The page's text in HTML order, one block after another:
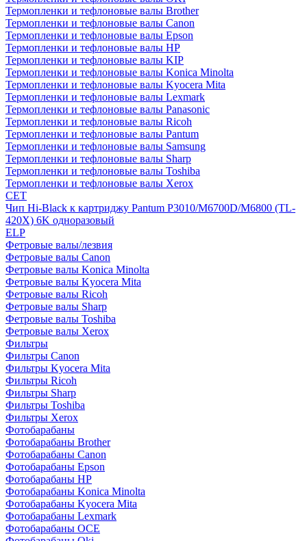
Термопленки и тефлоновые валы Brother
Термопленки и тефлоновые валы Canon
Термопленки и тефлоновые валы Epson
Термопленки и тефлоновые валы HP
Термопленки и тефлоновые валы KIP
Термопленки и тефлоновые валы Konica Minolta
Термопленки и тефлоновые валы Kyocera Mita
Термопленки и тефлоновые валы Lexmark
Термопленки и тефлоновые валы Panasonic
Термопленки и тефлоновые валы Ricoh
Термопленки и тефлоновые валы Pantum
Термопленки и тефлоновые валы Samsung
Термопленки и тефлоновые валы Sharp
Термопленки и тефлоновые валы Toshiba
Термопленки и тефлоновые валы Xerox
CET
Чип Hi-Black к картриджу Pantum P3010/M6700D/M6800 (TL-
420X) 6K одноразовый
ELP
Фетровые валы/лезвия
Фетровые валы Canon
Фетровые валы Konica Minolta
Фетровые валы Kyocera Mita
Фетровые валы Ricoh
Фетровые валы Sharp
Фетровые валы Toshiba
Фетровые валы Xerox
Фильтры
Фильтры Canon
Фильтры Kyocera Mita
Фильтры Ricoh
Фильтры Sharp
Фильтры Toshiba
Фильтры Xerox
Фотобарабаны
Фотобарабаны Brother
Фотобарабаны Canon
Фотобарабаны Epson
Фотобарабаны HP
Фотобарабаны Konica Minolta
Фотобарабаны Kyocera Mita
Фотобарабаны Lexmark
Фотобарабаны OCE